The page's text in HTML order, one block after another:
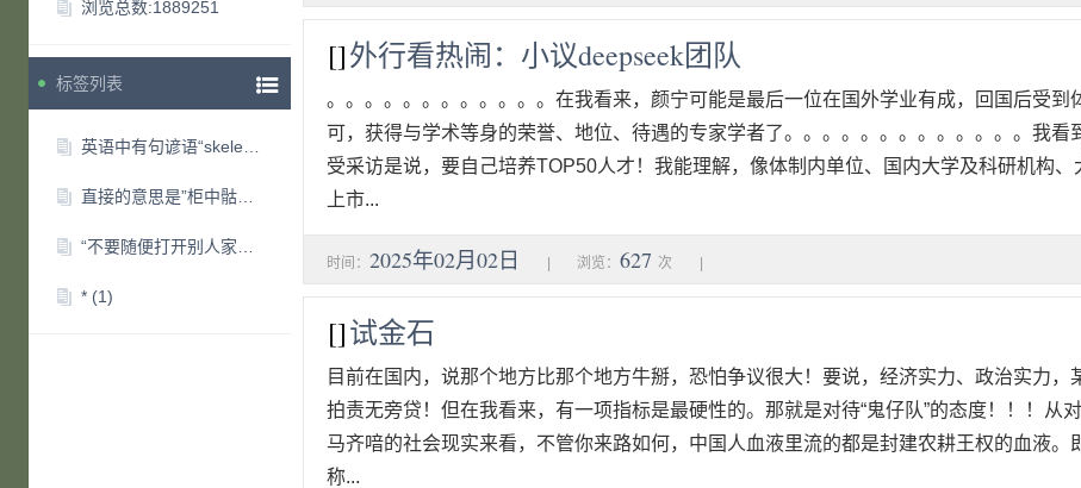
浏览总数:1889251
标签列表
(0)
(0)
* (1)
[]外行看热闹：小议deepseek团队
。。。。。。。。。。。。在我看来，颜宁可能是最后一位在国外学业有成，回国后受到
可，获得与学术等身的荣誉、地位、待遇的专家学者了。。。。。。。。。。。。。我看
受采访是说，要自己培养TOP50人才！我能理解，像体制内单位、国内大学及科研机构、
上市...
时间：2025年02月02日 | 浏览：627 次 |
[]试金石
目前在国内，说那个地方比那个地方牛掰，恐怕争议很大！要说，经济实力、政治实力，
拍责无旁贷！但在我看来，有一项指标是最硬性的。那就是对待“鬼仔队”的态度！！！从对
马齐喑的社会现实来看，不管你来路如何，中国人血液里流的都是封建农耕王权的血液。
称...